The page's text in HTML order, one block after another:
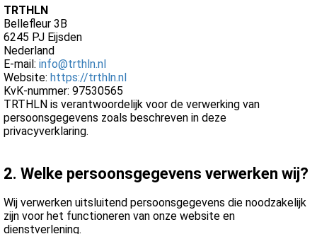
TRTHLN
Bellefleur 3B
6245 PJ Eijsden
Nederland
E-mail: info@trthln.nl
Website: https://trthln.nl
KvK-nummer: 97530565
TRTHLN is verantwoordelijk voor de verwerking van
persoonsgegevens zoals beschreven in deze
privacyverklaring.
2. Welke persoonsgegevens verwerken wij?
Wij verwerken uitsluitend persoonsgegevens die noodzakelijk
zijn voor het functioneren van onze website en
dienstverlening.
gebruikt
deze
kan de
niet
om
te
over